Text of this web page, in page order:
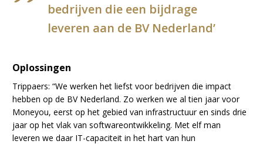
bedrijven die een bijdrage
leveren aan de BV Nederland’
Oplossingen
Trippaers: “We werken het liefst voor bedrijven die impact
hebben op de BV Nederland. Zo werken we al tien jaar voor
Moneyou, eerst op het gebied van infrastructuur en sinds drie
jaar op het vlak van softwareontwikkeling. Met elf man
leveren we daar IT-capaciteit in het hart van hun